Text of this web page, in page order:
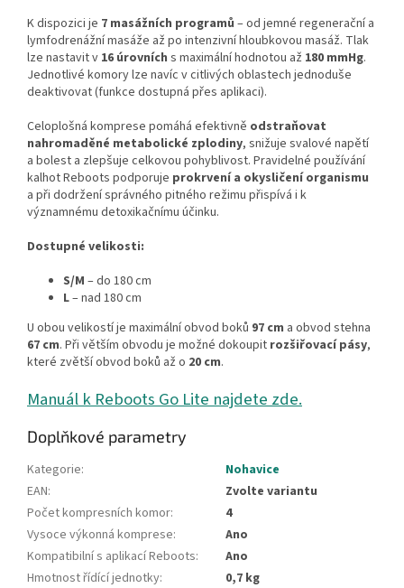
K dispozici je 7 masážních programů – od jemné regenerační a
lymfodrenážní masáže až po intenzivní hloubkovou masáž. Tlak
lze nastavit v 16 úrovních s maximální hodnotou až 180 mmHg.
Jednotlivé komory lze navíc v citlivých oblastech jednoduše
deaktivovat (funkce dostupná přes aplikaci).
Celoplošná komprese pomáhá efektivně odstraňovat
nahromaděné metabolické zplodiny, snižuje svalové napětí
a bolest a zlepšuje celkovou pohyblivost. Pravidelné používání
kalhot Reboots podporuje prokrvení a okysličení organismu
a při dodržení správného pitného režimu přispívá i k
významnému detoxikačnímu účinku.
Dostupné velikosti:
S/M – do 180 cm
L– nad 180 cm
U obou velikostí je maximální obvod boků 97 cm a obvod stehna
67 cm. Při větším obvodu je možné dokoupit rozšiřovací pásy,
které zvětší obvod boků až o 20 cm.
Manuál k Reboots Go Lite najdete zde.
Doplňkové parametry
Kategorie:
Nohavice
EAN:
Zvolte variantu
Počet kompresních komor:
4
Vysoce výkonná komprese:
Ano
Kompatibilní s aplikací Reboots:
Ano
Hmotnost řídící jednotky:
0,7 kg